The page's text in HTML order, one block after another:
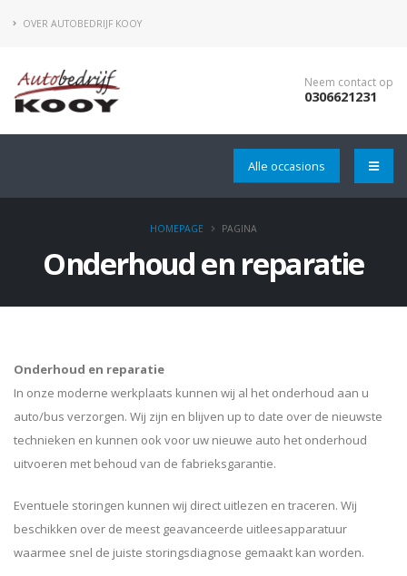
OVER AUTOBEDRIJF KOOY
Neem contact op
0306621231
Alle occasions
HOMEPAGE PAGINA
Onderhoud en reparatie
Onderhoud en reparatie
In onze moderne werkplaats kunnen wij al het onderhoud aan u
auto/bus verzorgen. Wij zijn en blijven up to date over de nieuwste
technieken en kunnen ook voor uw nieuwe auto het onderhoud
uitvoeren met behoud van de fabrieksgarantie.
Eventuele storingen kunnen wij direct uitlezen en traceren. Wij
beschikken over de meest geavanceerde uitleesapparatuur
waarmee snel de juiste storingsdiagnose gemaakt kan worden.